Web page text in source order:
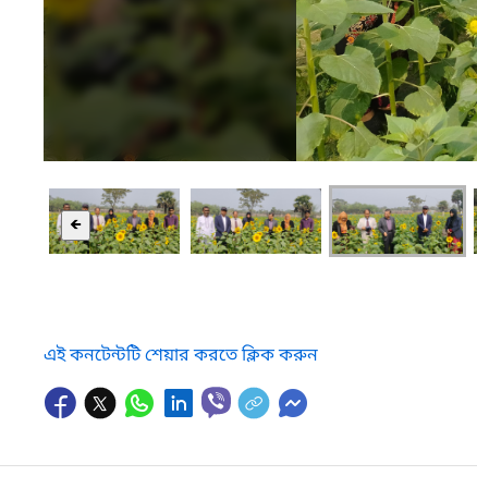
🡸
এই কনটেন্টটি শেয়ার করতে ক্লিক করুন